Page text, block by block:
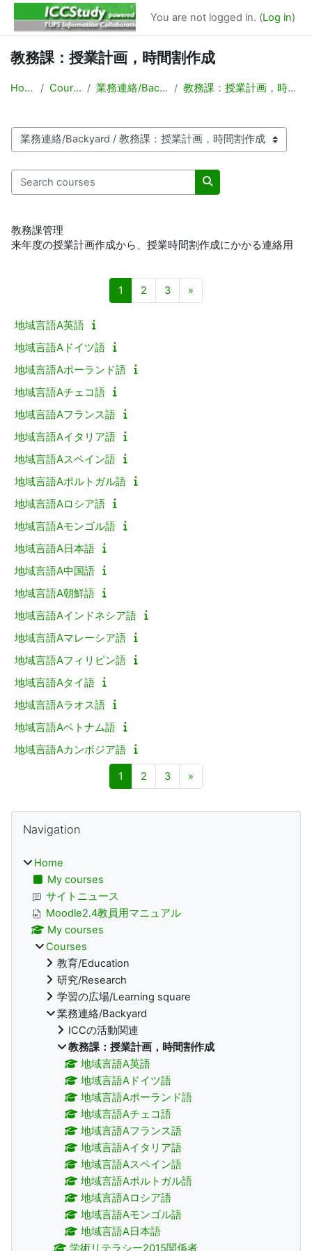
Баш эчтәлеккә күчү
You are not logged in. (Log in)
教務課：授業計画，時間割作成
Home Courses 業務連絡/Backyard 教務課：授業計画，時間割作成
Course categories
Search courses
Search courses
教務課管理
来年度の授業計画作成から、授業時間割作成にかかる連絡用
1 Page 1
2 Page 2
3Page 3
»
地域言語A英語
地域言語Aドイツ語
地域言語Aポーランド語
地域言語Aチェコ語
地域言語Aフランス語
地域言語Aイタリア語
地域言語Aスペイン語
地域言語Aポルトガル語
地域言語Aロシア語
地域言語Aモンゴル語
地域言語A日本語
地域言語A中国語
地域言語A朝鮮語
地域言語Aインドネシア語
地域言語Aマレーシア語
地域言語Aフィリピン語
地域言語Aタイ語
地域言語Aラオス語
地域言語Aベトナム語
地域言語Aカンボジア語
1 Page 1
2 Page 2
3Page 3
»
Blocks
Navigation
Home
My courses
サイトニュース
Moodle2.4教員用マニュアル
My courses
Courses
教育/Education
研究/Research
学習の広場/Learning square
業務連絡/Backyard
ICCの活動関連
教務課：授業計画，時間割作成
地域言語A英語
地域言語Aドイツ語
地域言語Aポーランド語
地域言語Aチェコ語
地域言語Aフランス語
地域言語Aイタリア語
地域言語Aスペイン語
地域言語Aポルトガル語
地域言語Aロシア語
地域言語Aモンゴル語
地域言語A日本語
学術リテラシー2015関係者